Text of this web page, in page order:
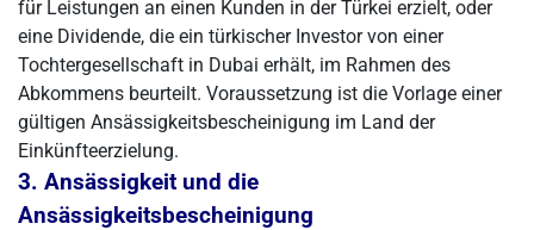
für Leistungen an einen Kunden in der Türkei erzielt, oder
eine Dividende, die ein türkischer Investor von einer
Tochtergesellschaft in Dubai erhält, im Rahmen des
Abkommens beurteilt. Voraussetzung ist die Vorlage einer
gültigen Ansässigkeitsbescheinigung im Land der
Einkünfteerzielung.
3. Ansässigkeit und die
Ansässigkeitsbescheinigung